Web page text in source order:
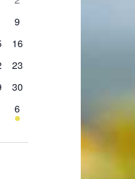
0
9
0
16
0
23
0
30
1
évènement,
6